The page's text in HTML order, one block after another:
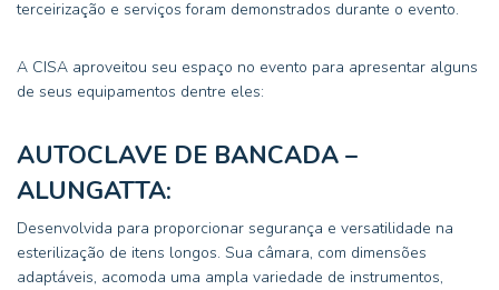
terceirização e serviços foram demonstrados durante o evento.
A CISA aproveitou seu espaço no evento para apresentar alguns
de seus equipamentos dentre eles:
AUTOCLAVE DE BANCADA –
ALUNGATTA:
Desenvolvida para proporcionar segurança e versatilidade na
esterilização de itens longos. Sua câmara, com dimensões
adaptáveis, acomoda uma ampla variedade de instrumentos,